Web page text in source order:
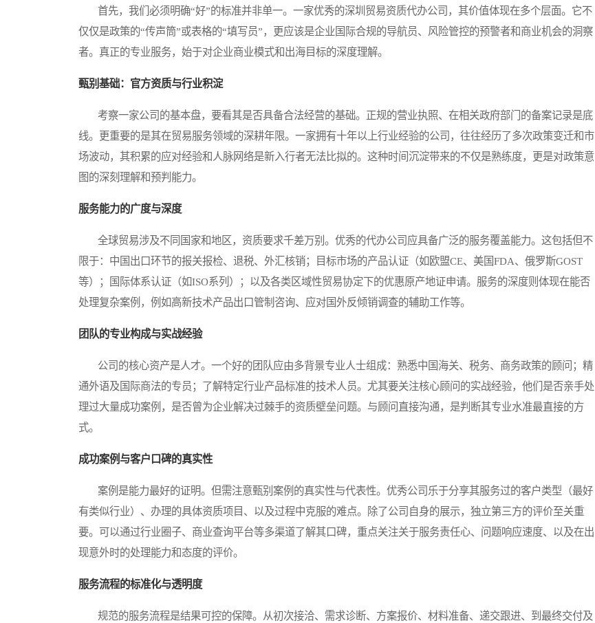
首先，我们必须明确“好”的标准并非单一。一家优秀的深圳贸易资质代办公司，其价值体现在多个层面。它不
仅仅是政策的“传声筒”或表格的“填写员”，更应该是企业国际合规的导航员、风险管控的预警者和商业机会的洞察
者。真正的专业服务，始于对企业商业模式和出海目标的深度理解。
甄别基础：官方资质与行业积淀
考察一家公司的基本盘，要看其是否具备合法经营的基础。正规的营业执照、在相关政府部门的备案记录是底
线。更重要的是其在贸易服务领域的深耕年限。一家拥有十年以上行业经验的公司，往往经历了多次政策变迁和市
场波动，其积累的应对经验和人脉网络是新入行者无法比拟的。这种时间沉淀带来的不仅是熟练度，更是对政策意
图的深刻理解和预判能力。
服务能力的广度与深度
全球贸易涉及不同国家和地区，资质要求千差万别。优秀的代办公司应具备广泛的服务覆盖能力。这包括但不
限于：中国出口环节的报关报检、退税、外汇核销；目标市场的产品认证（如欧盟CE、美国FDA、俄罗斯GOST
等）；国际体系认证（如ISO系列）；以及各类区域性贸易协定下的优惠原产地证申请。服务的深度则体现在能否
处理复杂案例，例如高新技术产品出口管制咨询、应对国外反倾销调查的辅助工作等。
团队的专业构成与实战经验
公司的核心资产是人才。一个好的团队应由多背景专业人士组成：熟悉中国海关、税务、商务政策的顾问；精
通外语及国际商法的专员；了解特定行业产品标准的技术人员。尤其要关注核心顾问的实战经验，他们是否亲手处
理过大量成功案例，是否曾为企业解决过棘手的资质壁垒问题。与顾问直接沟通，是判断其专业水准最直接的方
式。
成功案例与客户口碑的真实性
案例是能力最好的证明。但需注意甄别案例的真实性与代表性。优秀公司乐于分享其服务过的客户类型（最好
有类似行业）、办理的具体资质项目、以及过程中克服的难点。除了公司自身的展示，独立第三方的评价至关重
要。可以通过行业圈子、商业查询平台等多渠道了解其口碑，重点关注关于服务责任心、问题响应速度、以及在出
现意外时的处理能力和态度的评价。
服务流程的标准化与透明度
规范的服务流程是结果可控的保障。从初次接洽、需求诊断、方案报价、材料准备、递交跟进、到最终交付及